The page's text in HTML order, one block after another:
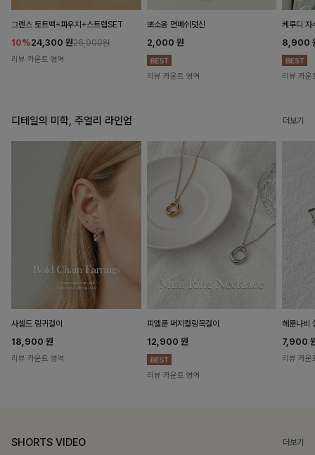
그렌스 토트백+파우치+스트랩SET
10%24,300 원26,900원
리뷰 카운트 영역
뽀소옹 면메쉬덧신
2,000 원
리뷰 카운트 영역
케루디 자
8,900
리뷰 카운
디테일의 미학, 주얼리 라인업 더보기
사셀드 링귀걸이
18,900 원
리뷰 카운트 영역
피엘룬 써지컬링목걸이
12,900 원
리뷰 카운트 영역
헤룬나비
7,900
리뷰 카운
SHORTS VIDEO 더보기